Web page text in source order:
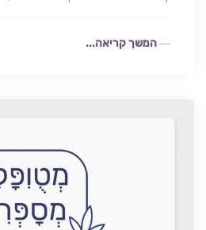
המשך קריאה...